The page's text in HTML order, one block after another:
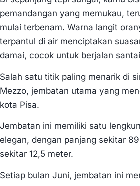
pemandangan yang memukau,
mulai terbenam. Warna langit
terpantul di air menciptakan
damai, cocok untuk berjalan
Salah satu titik paling menarik di
Mezzo, jembatan utama yang
kota Pisa.
Jembatan ini memiliki satu
elegan, dengan panjang sekitar
sekitar 12,5 meter.
Setiap bulan Juni, jembatan ini